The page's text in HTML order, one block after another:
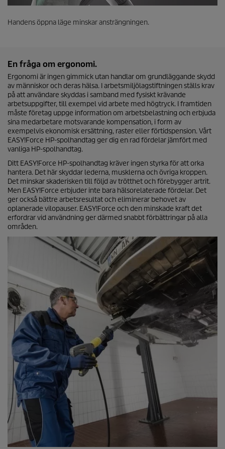
Handens öppna läge minskar ansträngningen.
En fråga om ergonomi.
Ergonomi är ingen gimmick utan handlar om grundläggande skydd
av människor och deras hälsa. I arbetsmiljölagstiftningen ställs krav
på att användare skyddas i samband med fysiskt krävande
arbetsuppgifter, till exempel vid arbete med högtryck. I framtiden
måste företag uppge information om arbetsbelastning och erbjuda
sina medarbetare motsvarande kompensation, i form av
exempelvis ekonomisk ersättning, raster eller förtidspension. Vårt
EASY!Force HP-spolhandtag ger dig en rad fördelar jämfört med
vanliga HP-spolhandtag.
Ditt EASY!Force HP-spolhandtag kräver ingen styrka för att orka
hantera. Det här skyddar lederna, musklerna och övriga kroppen.
Det minskar skaderisken till följd av trötthet och förebygger artrit.
Men EASY!Force erbjuder inte bara hälsorelaterade fördelar. Det
ger också bättre arbetsresultat och eliminerar behovet av
oplanerade vilopauser. EASY!Force och den minskade kraft det
erfordrar vid användning ger därmed snabbt förbättringar på alla
områden.